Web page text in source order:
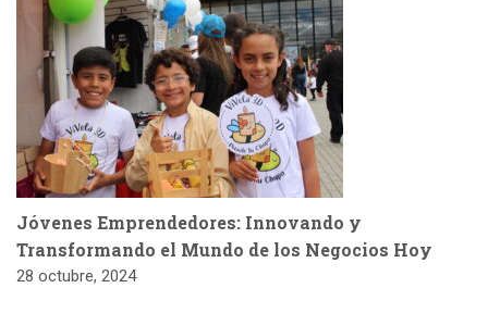
Jóvenes Emprendedores: Innovando y
Transformando el Mundo de los Negocios Hoy
28 octubre, 2024